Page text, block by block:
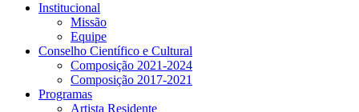
Institucional
Missão
Equipe
Conselho Científico e Cultural
Composição 2021-2024
Composição 2017-2021
Programas
Artista Residente